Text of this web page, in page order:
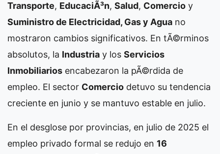
Transporte, EducaciÃ³n, Salud, Comercio y
Suministro de Electricidad, Gas y Agua no
mostraron cambios significativos. En tÃ©rminos
absolutos, la Industria y los Servicios
Inmobiliarios encabezaron la pÃ©rdida de
empleo. El sector Comercio detuvo su tendencia
creciente en junio y se mantuvo estable en julio.
En el desglose por provincias, en julio de 2025 el
empleo privado formal se redujo en 16